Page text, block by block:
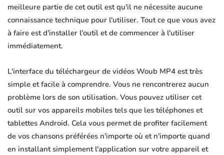
meilleure partie de cet outil est qu'il ne nécessite aucune
connaissance technique pour l'utiliser. Tout ce que vous avez
à faire est d'installer l'outil et de commencer à l'utiliser
immédiatement.
L'interface du téléchargeur de vidéos Woub MP4 est très
simple et facile à comprendre. Vous ne rencontrerez aucun
problème lors de son utilisation. Vous pouvez utiliser cet
outil sur vos appareils mobiles tels que les téléphones et
tablettes Android. Cela vous permet de profiter facilement
de vos chansons préférées n'importe où et n'importe quand
en installant simplement l'application sur votre appareil et